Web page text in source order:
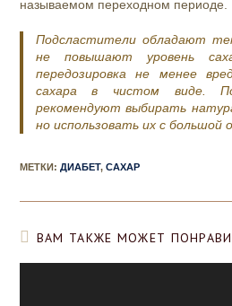
называемом переходном периоде.
Подсластители обладают
не повышают уровень
передозировка не менее
сахара в чистом виде.
рекомендуют выбирать
но использовать их с большой
МЕТКИ:ДИАБЕТ, САХАР
ВАМ ТАКЖЕ МОЖЕТ